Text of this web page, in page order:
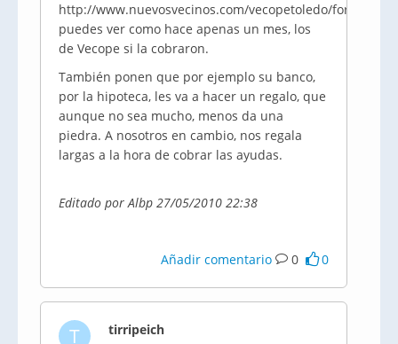
http://www.nuevosvecinos.com/vecopetoledo/foro/2
puedes ver como hace apenas un mes, los
de Vecope si la cobraron.
También ponen que por ejemplo su banco,
por la hipoteca, les va a hacer un regalo, que
aunque no sea mucho, menos da una
piedra. A nosotros en cambio, nos regala
largas a la hora de cobrar las ayudas.
Editado por Albp 27/05/2010 22:38
Añadir comentario 0 0
T
tirripeich